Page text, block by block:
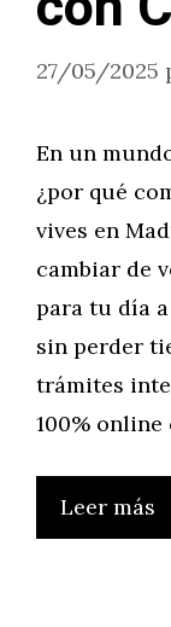
27/05/2025
En un
¿por qué
vives en
cambiar de
para tu día
sin perder
trámites
100% online
Leer más